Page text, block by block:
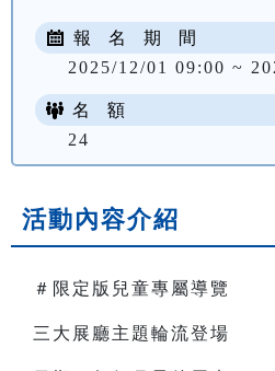
報 名 期 間
2025/12/01 09:00 ~
名 額
24
活動內容介紹
＃限定版兒童專屬導覽
三大展廳主題輪流登場